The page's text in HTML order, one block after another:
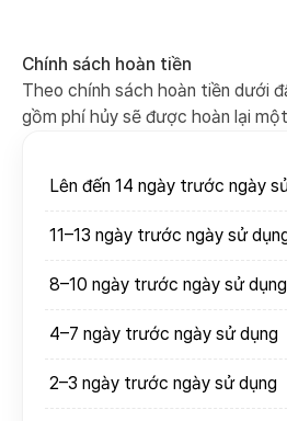
Chính sách hoàn tiền
Theo chính sách hoàn tiền dưới
gồm phí hủy sẽ được hoàn lại
Lên đến 14 ngày trước ngày
11–13 ngày trước ngày sử
8–10 ngày trước ngày sử dụng
4–7 ngày trước ngày sử dụng
2–3 ngày trước ngày sử dụng